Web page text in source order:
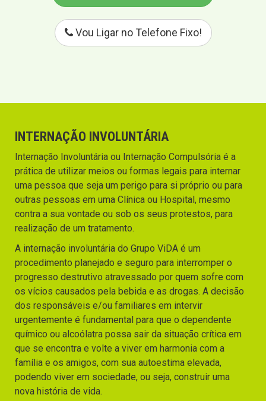
Vou Ligar no Telefone Fixo!
INTERNAÇÃO INVOLUNTÁRIA
Internação Involuntária ou Internação Compulsória é a
prática de utilizar meios ou formas legais para internar
uma pessoa que seja um perigo para si próprio ou para
outras pessoas em uma Clínica ou Hospital, mesmo
contra a sua vontade ou sob os seus protestos, para
realização de um tratamento.
A internação involuntária do Grupo ViDA é um
procedimento planejado e seguro para interromper o
progresso destrutivo atravessado por quem sofre com
os vícios causados pela bebida e as drogas. A decisão
dos responsáveis e/ou familiares em intervir
urgentemente é fundamental para que o dependente
químico ou alcoólatra possa sair da situação crítica em
que se encontra e volte a viver em harmonia com a
família e os amigos, com sua autoestima elevada,
podendo viver em sociedade, ou seja, construir uma
nova história de vida.